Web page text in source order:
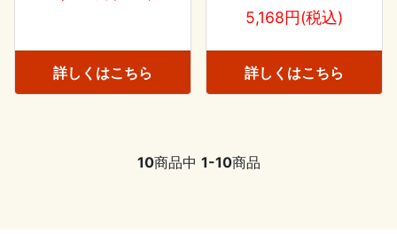
詳しくはこちら
5,168円(税込)
詳しくはこちら
10商品中 1-10商品